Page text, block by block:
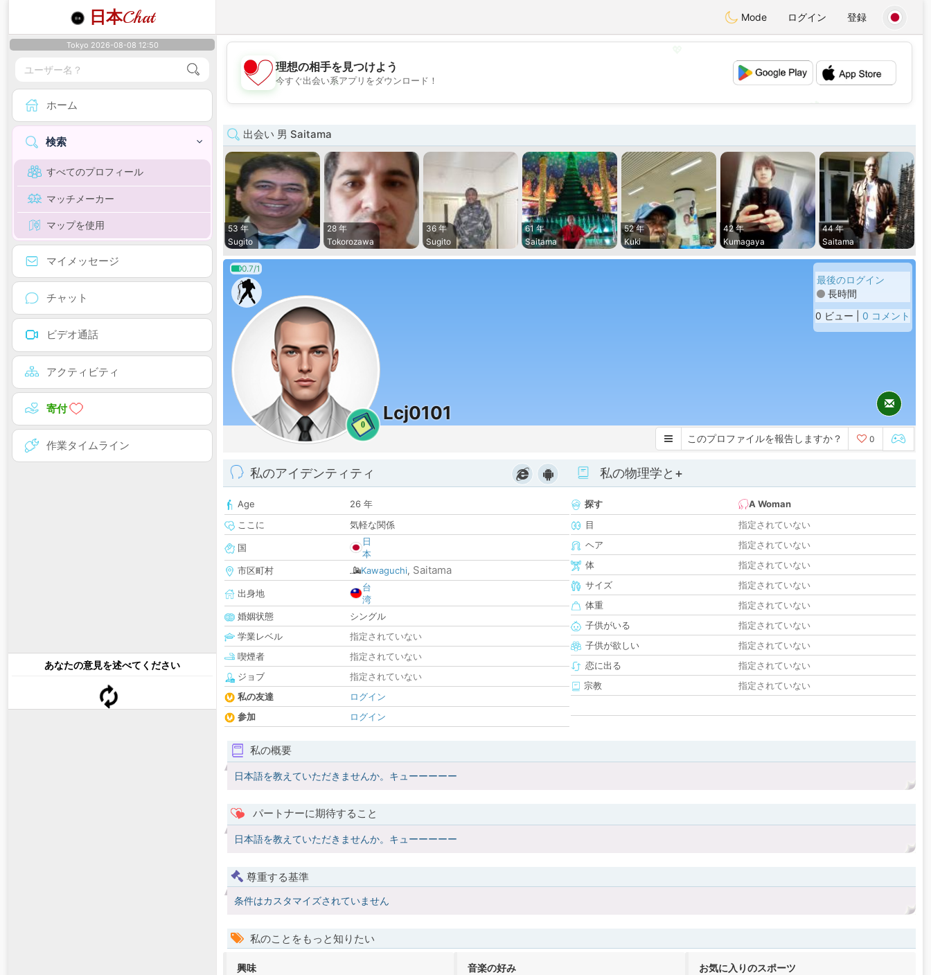
日本Chat Mode ログイン 登録
Tokyo 2026-08-08 12:50
ホーム
検索
すべてのプロフィール
マッチメーカー
マップを使用
マイメッセージ
チャット
ビデオ通話
アクティビティ
寄付
作業タイムライン
あなたの意見を述べてください
💖
💕
理想の相手を見つけよう
今すぐ出会い系アプリをダウンロード！
出会い 男 Saitama
53 年
Sugito
28 年
Tokorozawa
36 年
Sugito
61 年
Saitama
52 年
Kuki
42 年
Kumagaya
44 年
Saitama
0.7/1
0
Lcj0101
最後のログイン
長時間
0 ビュー | 0 コメント
このプロファイルを報告しますか？ 0
私のアイデンティティ
Age
26 年
ここに
気軽な関係
国
日
本
市区町村
Kawaguchi, Saitama
出身地
台
湾
婚姻状態
シングル
学業レベル
指定されていない
喫煙者
指定されていない
ジョブ
指定されていない
私の友達
ログイン
参加
ログイン
私の物理学と+
探す
A Woman
目
指定されていない
ヘア
指定されていない
体
指定されていない
サイズ
指定されていない
体重
指定されていない
子供がいる
指定されていない
子供が欲しい
指定されていない
恋に出る
指定されていない
宗教
指定されていない
私の概要
日本語を教えていただきませんか。キューーーーー
パートナーに期待すること
日本語を教えていただきませんか。キューーーーー
尊重する基準
条件はカスタマイズされていません
私のことをもっと知りたい
興味 音楽の好み お気に入りのスポーツ